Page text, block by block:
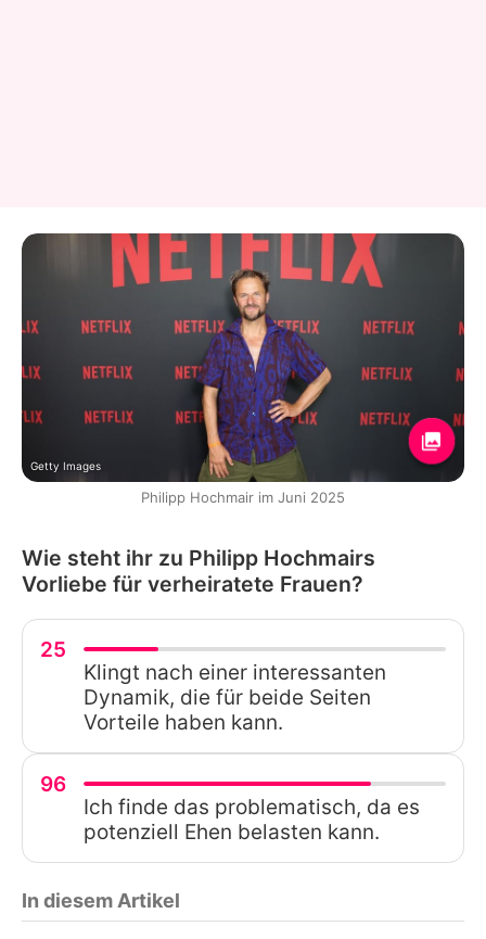
Getty Images
Philipp Hochmair im Juni 2025
Wie steht ihr zu Philipp Hochmairs
Vorliebe für verheiratete Frauen?
25
Klingt nach einer interessanten
Dynamik, die für beide Seiten
Vorteile haben kann.
96
Ich finde das problematisch, da es
potenziell Ehen belasten kann.
In diesem Artikel